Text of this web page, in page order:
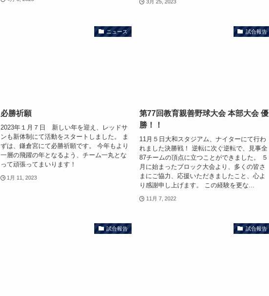
3月 25, 2023
ニュース
必勝祈願
2023年１月７日 新しい年を迎え、レッドサ
ンも新体制にて活動をスタートしました。 ま
ずは、鎌倉宮にて必勝祈願です。 今年もより
一層の飛躍の年となるよう、チーム一丸とな
って頑張ってまいります！
1月 11, 2023
試合報告
第77回教育親善野球大会 本部大会 優
勝！！
11月５日大和スタジアム、ナイターにて行わ
れました決勝戦！ 逆転に次ぐ逆転で、見事全
87チームの頂点に立つことができました。 ５
月に始まったブロック大会より、多くの皆さ
まにご協力、応援いただきましたこと、心よ
り感謝申し上げます。 この経験を更な...
11月 7, 2022
試合報告 試合報告